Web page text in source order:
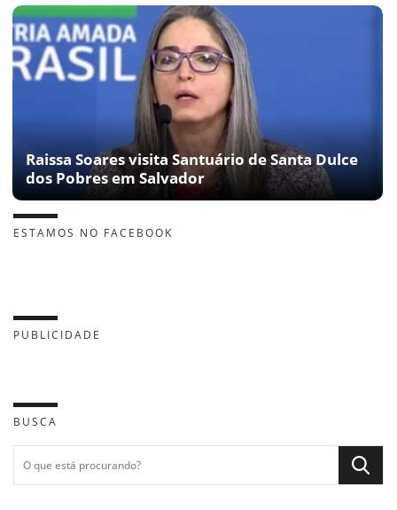
Raissa Soares visita Santuário de Santa Dulce
dos Pobres em Salvador
ESTAMOS NO FACEBOOK
PUBLICIDADE
BUSCA